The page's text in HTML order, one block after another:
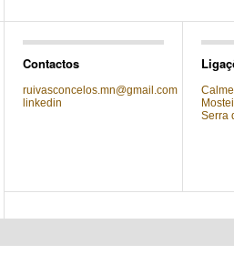
Contactos
ruivasconcelos.mn@gmail.com
linkedin
Serra